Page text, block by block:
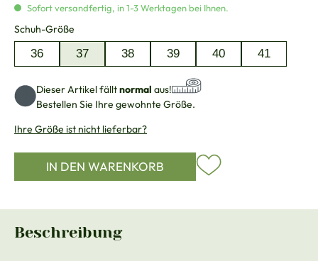
Sofort versandfertig, in 1-3 Werktagen bei Ihnen.
Schuh-Größe
36 37 38 39 40 41
Dieser Artikel fälltnormal aus!
Bestellen Sie Ihre gewohnte Größe.
Ihre Größe ist nicht lieferbar?
IN DEN WARENKORB
Beschreibung